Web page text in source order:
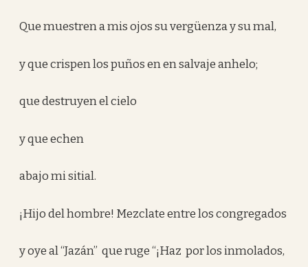
Que muestren a mis ojos su vergüenza y su mal,
y que crispen los puños en en salvaje anhelo;
que destruyen el cielo
y que echen
abajo mi sitial.
¡Hijo del hombre! Mezclate entre los congregados
y oye al “Jazán” que ruge “¡Haz por los inmolados,